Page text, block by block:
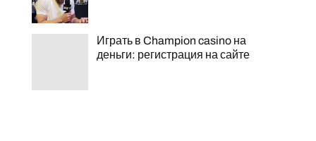
Играть в Champion casino на
деньги: регистрация на сайте